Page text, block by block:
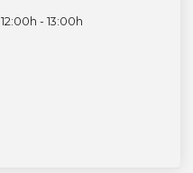
12:00h - 13:00h